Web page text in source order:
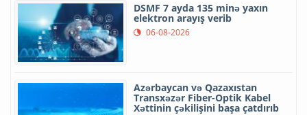
DSMF 7 ayda 135 minə yaxın
elektron arayış verib
06-08-2026
Azərbaycan və Qazaxıstan
Transxəzər Fiber-Optik Kabel
Xəttinin çəkilişini başa çatdırıb